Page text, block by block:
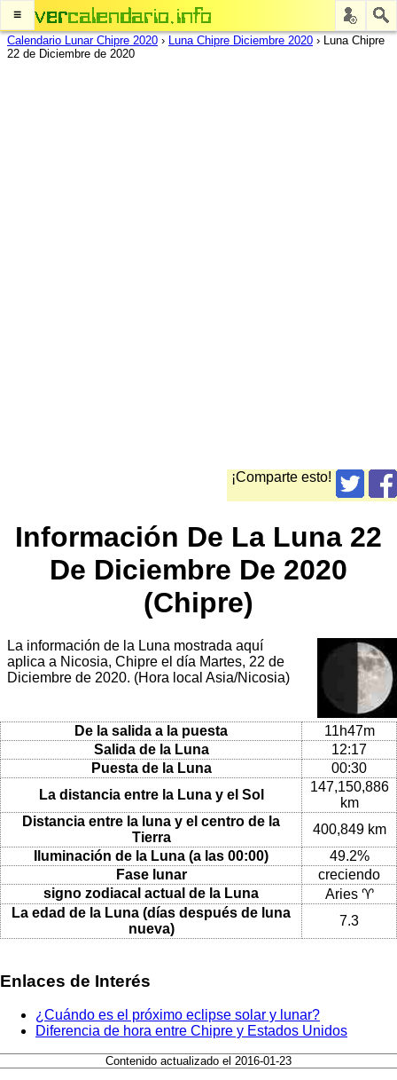
≡
Calendario Lunar Chipre 2020 › Luna Chipre Diciembre 2020 › Luna Chipre
22 de Diciembre de 2020
¡Comparte esto!
Información De La Luna 22
De Diciembre De 2020
(Chipre)
La información de la Luna mostrada aquí
aplica a Nicosia, Chipre el día Martes, 22 de
Diciembre de 2020. (Hora local Asia/Nicosia)
De la salida a la puesta
11h47m
Salida de la Luna
12:17
Puesta de la Luna
00:30
La distancia entre la Luna y el Sol
147,150,886
km
Distancia entre la luna y el centro de la
Tierra
400,849 km
Iluminación de la Luna (a las 00:00)
49.2%
Fase lunar
creciendo
signo zodiacal actual de la Luna
Aries ♈
La edad de la Luna (días después de luna
nueva)
7.3
Enlaces de Interés
¿Cuándo es el próximo eclipse solar y lunar?
Diferencia de hora entre Chipre y Estados Unidos
Contenido actualizado el 2016-01-23